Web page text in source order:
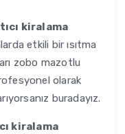
kiralama
etkili bir ısıtma
zobo mazotlu
olarak
buradayız.
kiralama